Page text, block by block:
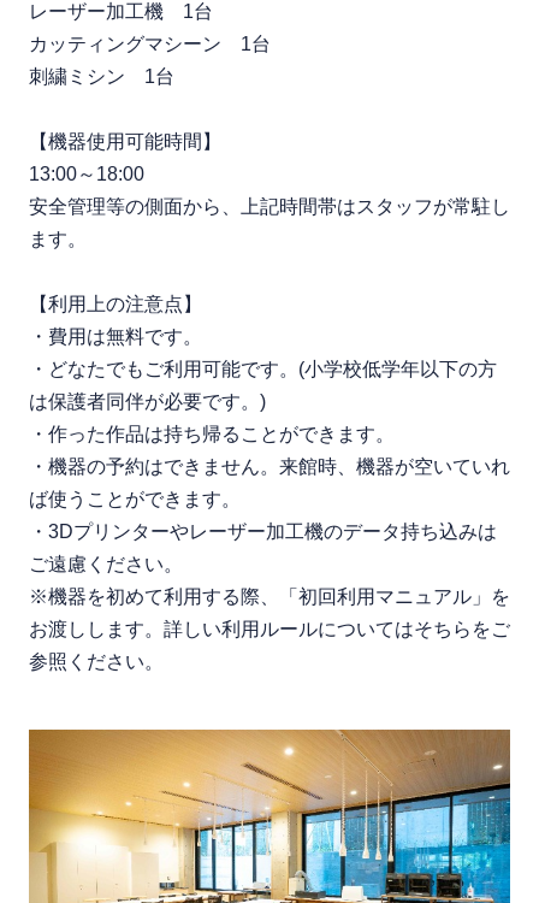
レーザー加工機 1台
カッティングマシーン 1台
刺繍ミシン 1台
【機器使用可能時間】
13:00～18:00
安全管理等の側面から、上記時間帯はスタッフが常駐し
ます。
【利用上の注意点】
・費用は無料です。
・どなたでもご利用可能です。(小学校低学年以下の方
は保護者同伴が必要です。)
・作った作品は持ち帰ることができます。
・機器の予約はできません。来館時、機器が空いていれ
ば使うことができます。
・3Dプリンターやレーザー加工機のデータ持ち込みは
ご遠慮ください。
※機器を初めて利用する際、「初回利用マニュアル」を
お渡しします。詳しい利用ルールについてはそちらをご
参照ください。